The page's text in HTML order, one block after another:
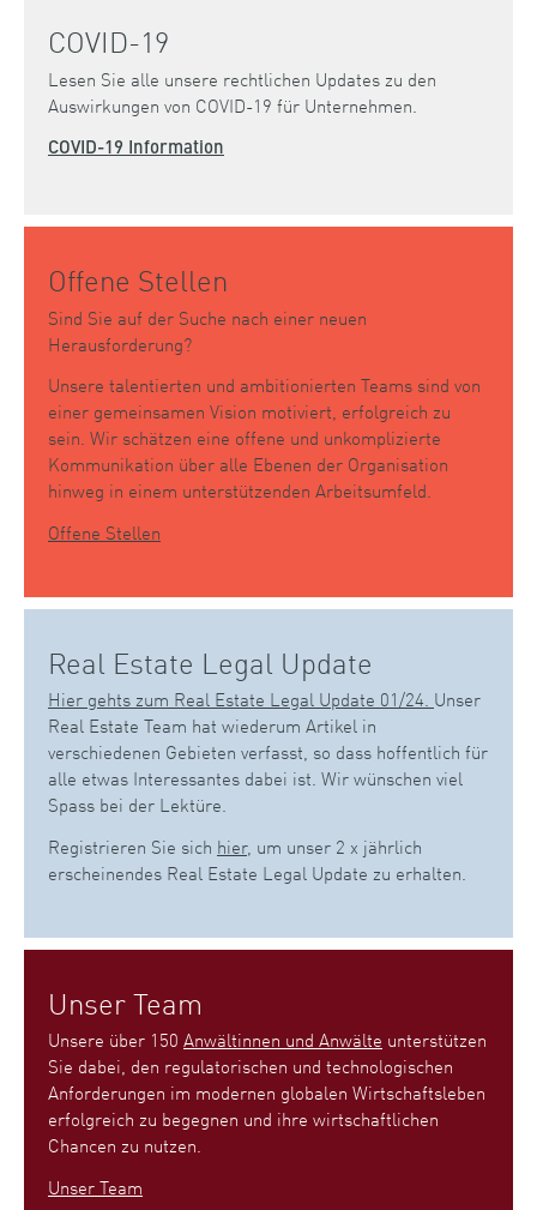
COVID-19
Lesen Sie alle unsere rechtlichen Updates zu den
Auswirkungen von COVID-19 für Unternehmen.
COVID-19 Information
Offene Stellen
Sind Sie auf der Suche nach einer neuen
Herausforderung?
Unsere talentierten und ambitionierten Teams sind von
einer gemeinsamen Vision motiviert, erfolgreich zu
sein. Wir schätzen eine offene und unkomplizierte
Kommunikation über alle Ebenen der Organisation
hinweg in einem unterstützenden Arbeitsumfeld.
Offene Stellen
Real Estate Legal Update
Hier gehts zum Real Estate Legal Update 01/24. Unser
Real Estate Team hat wiederum Artikel in
verschiedenen Gebieten verfasst, so dass hoffentlich für
alle etwas Interessantes dabei ist. Wir wünschen viel
Spass bei der Lektüre.
Registrieren Sie sich hier, um unser 2 x jährlich
erscheinendes Real Estate Legal Update zu erhalten.
Unser Team
Unsere über 150 Anwältinnen und Anwälte unterstützen
Sie dabei, den regulatorischen und technologischen
Anforderungen im modernen globalen Wirtschaftsleben
erfolgreich zu begegnen und ihre wirtschaftlichen
Chancen zu nutzen.
Unser Team